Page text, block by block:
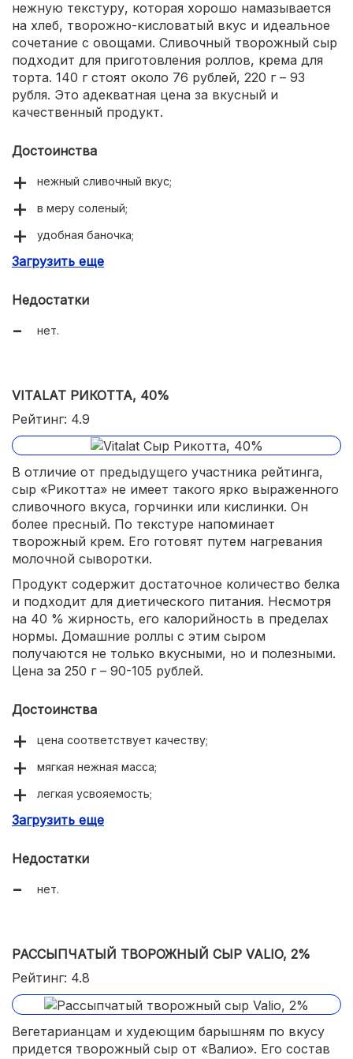
нежную текстуру, которая хорошо намазывается
на хлеб, творожно-кисловатый вкус и идеальное
сочетание с овощами. Сливочный творожный сыр
подходит для приготовления роллов, крема для
торта. 140 г стоят около 76 рублей, 220 г – 93
рубля. Это адекватная цена за вкусный и
качественный продукт.
Достоинства
нежный сливочный вкус;
в меру соленый;
удобная баночка;
можно использовать для разных блюд;
Загрузить еще
Недостатки
нет.
VITALAT РИКОТТА, 40%
Рейтинг: 4.9
В отличие от предыдущего участника рейтинга,
сыр «Рикотта» не имеет такого ярко выраженного
сливочного вкуса, горчинки или кислинки. Он
более пресный. По текстуре напоминает
творожный крем. Его готовят путем нагревания
молочной сыворотки.
Продукт содержит достаточное количество белка
и подходит для диетического питания. Несмотря
на 40 % жирность, его калорийность в пределах
нормы. Домашние роллы с этим сыром
получаются не только вкусными, но и полезными.
Цена за 250 г – 90-105 рублей.
Достоинства
цена соответствует качеству;
мягкая нежная масса;
легкая усвояемость;
низкая жирность;
Загрузить еще
Недостатки
нет.
РАССЫПЧАТЫЙ ТВОРОЖНЫЙ СЫР VALIO, 2%
Рейтинг: 4.8
Вегетарианцам и худеющим барышням по вкусу
придется творожный сыр от «Валио». Его состав